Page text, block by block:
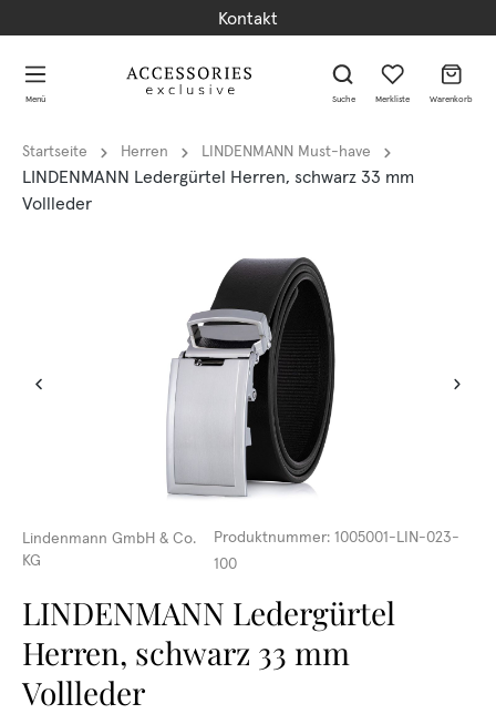
Kontakt
Menü Suche Merkliste Warenkorb
Startseite Herren LINDENMANN Must-have
LINDENMANN Ledergürtel Herren, schwarz 33 mm
Vollleder
Lindenmann GmbH & Co.
KG
Produktnummer: 1005001-LIN-023-
100
LINDENMANN Ledergürtel
Herren, schwarz 33 mm
Vollleder